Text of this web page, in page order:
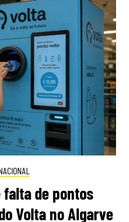
falta de pontos
Volta no Algarve